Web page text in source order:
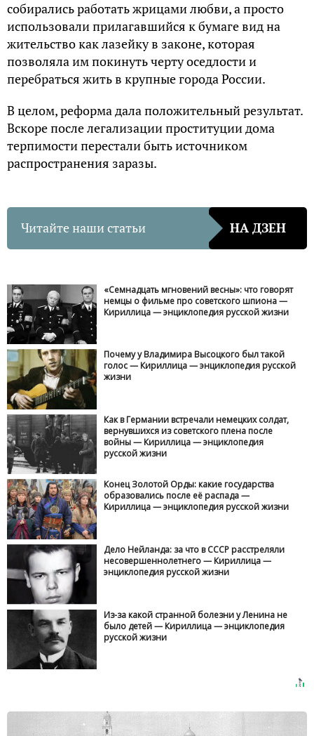
собирались работать жрицами любви, а просто
использовали прилагавшийся к бумаге вид на
жительство как лазейку в законе, которая
позволяла им покинуть черту оседлости и
перебраться жить в крупные города России.
В целом, реформа дала положительный результат.
Вскоре после легализации проституции дома
терпимости перестали быть источником
распространения заразы.
Читайте наши статьи НА ДЗЕН
«Семнадцать мгновений весны»: что говорят
немцы о фильме про советского шпиона —
Кириллица — энциклопедия русской жизни
Почему у Владимира Высоцкого был такой
голос — Кириллица — энциклопедия русской
жизни
Как в Германии встречали немецких солдат,
вернувшихся из советского плена после
войны — Кириллица — энциклопедия
русской жизни
Конец Золотой Орды: какие государства
образовались после её распада —
Кириллица — энциклопедия русской жизни
Дело Нейланда: за что в СССР расстреляли
несовершеннолетнего — Кириллица —
энциклопедия русской жизни
Из-за какой странной болезни у Ленина не
было детей — Кириллица — энциклопедия
русской жизни